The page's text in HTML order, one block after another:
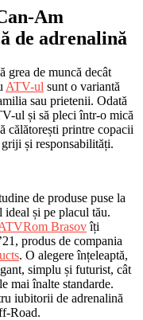
Am
de adrenalină
grea de muncă decât
ATV-ul sunt o variantă
sau prietenii. Odată
ul și să pleci într-o mică
călătorești printre copacii
și responsabilități.
de produse puse la
ideal și pe placul tău.
Brasovîți
produs de compania
. O alegere înțeleaptă,
simplu și futurist, cât
mai înalte standarde.
iubitorii de adrenalină
Road.